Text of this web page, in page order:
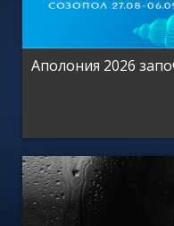
Аполония 2026